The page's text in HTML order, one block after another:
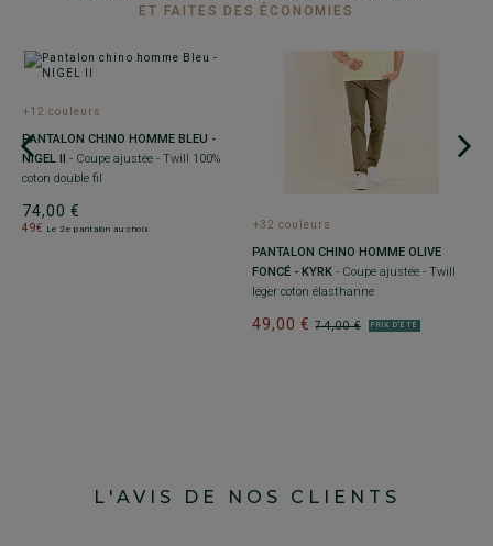
ET FAITES DES ÉCONOMIES
+12 couleurs
PANTALON CHINO HOMME BLEU -
NIGEL II - Coupe ajustée - Twill 100%
coton double fil
74,00 €
49€ Le 2e pantalon au choix +32 couleurs
PANTALON CHINO HOMME OLIVE
FONCÉ - KYRK - Coupe ajustée - Twill
léger coton élasthanne
74,00 €
49,00 € PRIX D'ÉTÉ
L'AVIS DE NOS CLIENTS